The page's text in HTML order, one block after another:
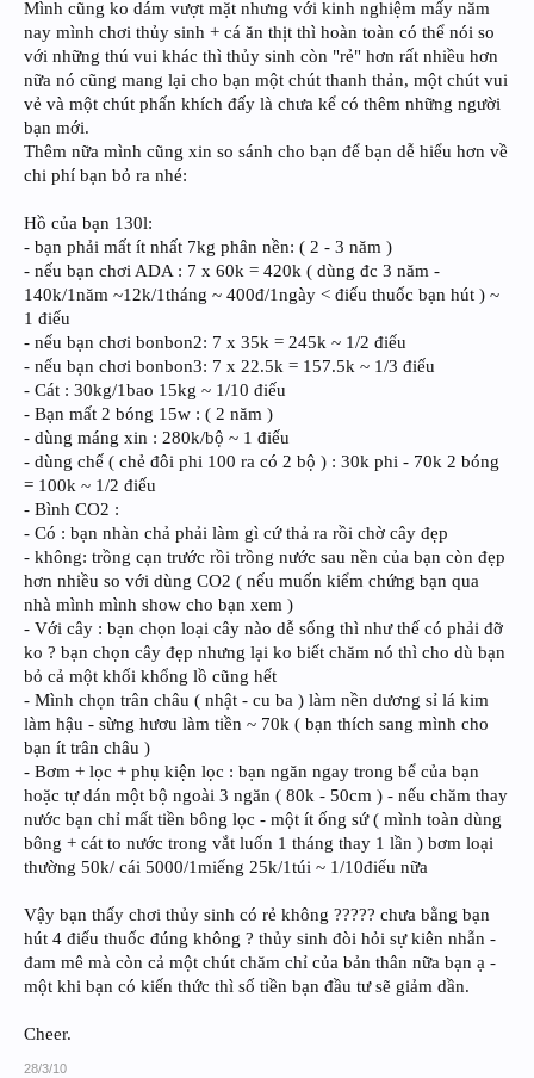
Mình cũng ko dám vượt mặt nhưng với kinh nghiệm mấy năm
nay mình chơi thủy sinh + cá ăn thịt thì hoàn toàn có thể nói so
với những thú vui khác thì thủy sinh còn "rẻ" hơn rất nhiều hơn
nữa nó cũng mang lại cho bạn một chút thanh thản, một chút vui
vẻ và một chút phấn khích đấy là chưa kể có thêm những người
bạn mới.
Thêm nữa mình cũng xin so sánh cho bạn để bạn dễ hiểu hơn về
chi phí bạn bỏ ra nhé:
Hồ của bạn 130l:
- bạn phải mất ít nhất 7kg phân nền: ( 2 - 3 năm )
- nếu bạn chơi ADA : 7 x 60k = 420k ( dùng đc 3 năm -
140k/1năm ~12k/1tháng ~ 400đ/1ngày < điếu thuốc bạn hút ) ~
1 điếu
- nếu bạn chơi bonbon2: 7 x 35k = 245k ~ 1/2 điếu
- nếu bạn chơi bonbon3: 7 x 22.5k = 157.5k ~ 1/3 điếu
- Cát : 30kg/1bao 15kg ~ 1/10 điếu
- Bạn mất 2 bóng 15w : ( 2 năm )
- dùng máng xin : 280k/bộ ~ 1 điếu
- dùng chế ( chẻ đôi phi 100 ra có 2 bộ ) : 30k phi - 70k 2 bóng
= 100k ~ 1/2 điếu
- Bình CO2 :
- Có : bạn nhàn chả phải làm gì cứ thả ra rồi chờ cây đẹp
- không: trồng cạn trước rồi trồng nước sau nền của bạn còn đẹp
hơn nhiều so với dùng CO2 ( nếu muốn kiểm chứng bạn qua
nhà mình mình show cho bạn xem )
- Với cây : bạn chọn loại cây nào dễ sống thì như thế có phải đỡ
ko ? bạn chọn cây đẹp nhưng lại ko biết chăm nó thì cho dù bạn
bỏ cả một khối khổng lồ cũng hết
- Mình chọn trân châu ( nhật - cu ba ) làm nền dương sỉ lá kim
làm hậu - sừng hươu làm tiền ~ 70k ( bạn thích sang mình cho
bạn ít trân châu )
- Bơm + lọc + phụ kiện lọc : bạn ngăn ngay trong bể của bạn
hoặc tự dán một bộ ngoài 3 ngăn ( 80k - 50cm ) - nếu chăm thay
nước bạn chỉ mất tiền bông lọc - một ít ống sứ ( mình toàn dùng
bông + cát to nước trong vắt luốn 1 tháng thay 1 lần ) bơm loại
thường 50k/ cái 5000/1miếng 25k/1túi ~ 1/10điếu nữa
Vậy bạn thấy chơi thủy sinh có rẻ không ????? chưa bằng bạn
hút 4 điếu thuốc đúng không ? thủy sinh đòi hỏi sự kiên nhẫn -
đam mê mà còn cả một chút chăm chỉ của bản thân nữa bạn ạ -
một khi bạn có kiến thức thì số tiền bạn đầu tư sẽ giảm dần.
Cheer.
28/3/10